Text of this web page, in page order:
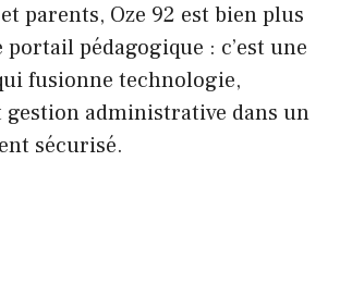
parents, Oze 92 est bien plus
portail pédagogique : c’est une
fusionne technologie,
gestion administrative dans un
sécurisé.